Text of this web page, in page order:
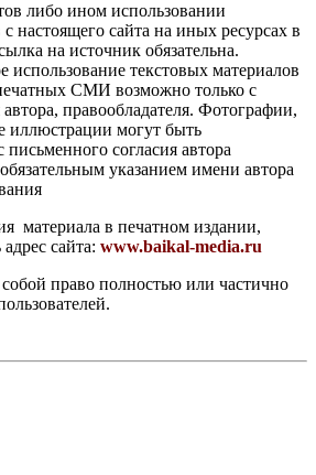
либо ином использовании
настоящего сайта на иных ресурсах в
на источник обязательна.
использование текстовых материалов
СМИ возможно только с
правообладателя. Фотографии,
иллюстрации могут быть
письменного согласия автора
указанием имени автора
материала в печатном издании,
сайта: www.baikal-media.ru
собой право полностью или частично